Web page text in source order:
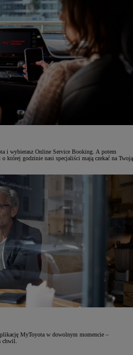
i wybierasz Online Service Booking. A potem
której godzinie nasi specjaliści mają czekać na Twoją
MyToyota w dowolnym momencie –
chwil.